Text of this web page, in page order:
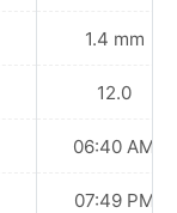
1.4 mm
12.0
06:40 AM
07:49 PM